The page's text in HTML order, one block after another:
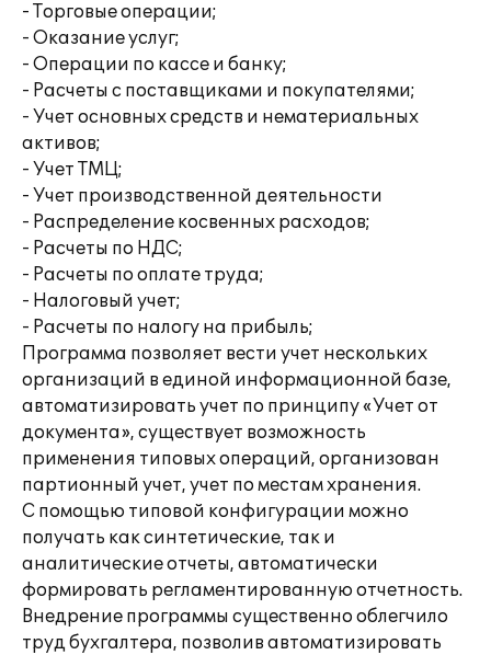
- Торговые операции;
- Оказание услуг;
- Операции по кассе и банку;
- Расчеты с поставщиками и покупателями;
- Учет основных средств и нематериальных
активов;
- Учет ТМЦ;
- Учет производственной деятельности
- Распределение косвенных расходов;
- Расчеты по НДС;
- Расчеты по оплате труда;
- Налоговый учет;
- Расчеты по налогу на прибыль;
Программа позволяет вести учет нескольких
организаций в единой информационной базе,
автоматизировать учет по принципу «Учет от
документа», существует возможность
применения типовых операций, организован
партионный учет, учет по местам хранения.
С помощью типовой конфигурации можно
получать как синтетические, так и
аналитические отчеты, автоматически
формировать регламентированную отчетность.
Внедрение программы существенно облегчило
труд бухгалтера, позволив автоматизировать